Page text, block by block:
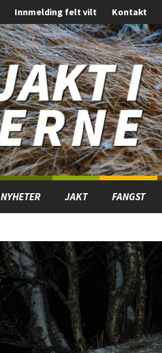
Innmelding felt vilt Kontakt
NYHETER JAKT FANGST